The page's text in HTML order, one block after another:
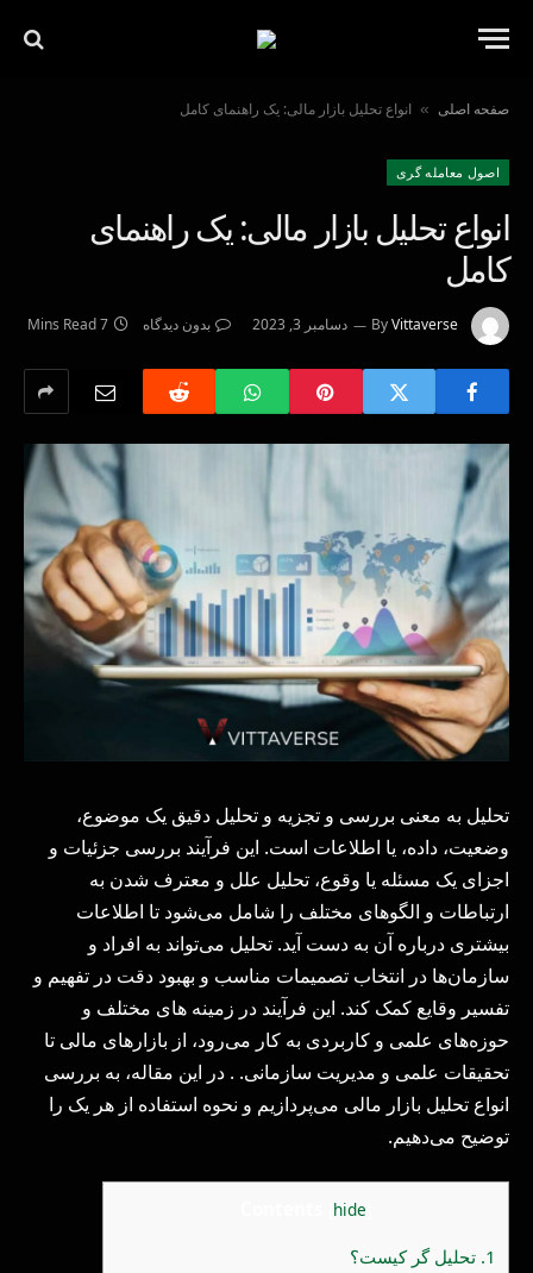
صفحه اصلی » انواع تحلیل بازار مالی: یک راهنمای کامل
اصول معامله گرى
انواع تحلیل بازار مالی: یک راهنمای
کامل
ByVittaverse دسامبر 3, 2023 بدون دیدگاه 7 Mins Read
تحلیل به معنی بررسی و تجزیه و تحلیل دقیق یک موضوع،
وضعیت، داده، یا اطلاعات است. این فرآیند بررسی جزئیات و
اجزای یک مسئله یا وقوع، تحلیل علل و معترف شدن به
ارتباطات و الگوهای مختلف را شامل می‌شود تا اطلاعات
بیشتری درباره آن به دست آید. تحلیل می‌تواند به افراد و
سازمان‌ها در انتخاب تصمیمات مناسب و بهبود دقت در تفهیم و
تفسیر وقایع کمک کند. این فرآیند در زمینه های مختلف و
حوزه‌های علمی و کاربردی به کار می‌رود، از بازارهای مالی تا
تحقیقات علمی و مدیریت سازمانی. . در این مقاله، به بررسی
انواع تحلیل بازار مالی می‌پردازیم و نحوه استفاده از هر یک را
توضیح می‌دهیم.
hide
1. تحلیل گر کیست؟